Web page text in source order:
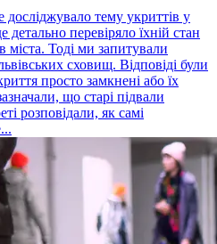
тему укриттів у
перевіряло їхній стан
міста. Тоді ми запитували
сховищ. Відповіді були
просто замкнені або їх
що старі підвали
розповідали, як самі